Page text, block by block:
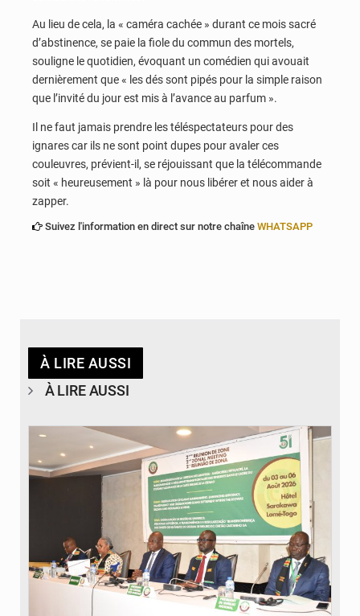
Au lieu de cela, la « caméra cachée » durant ce mois sacré
d’abstinence, se paie la fiole du commun des mortels,
souligne le quotidien, évoquant un comédien qui avouait
dernièrement que « les dés sont pipés pour la simple raison
que l’invité du jour est mis à l’avance au parfum ».
Il ne faut jamais prendre les téléspectateurs pour des
ignares car ils ne sont point dupes pour avaler ces
couleuvres, prévient-il, se réjouissant que la télécommande
soit « heureusement » là pour nous libérer et nous aider à
zapper.
Suivez l'information en direct sur notre chaîne WHATSAPP
À LIRE AUSSI
À LIRE AUSSI